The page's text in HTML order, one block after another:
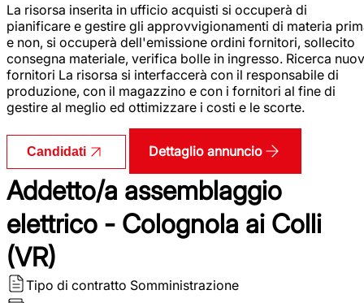
La risorsa inserita in ufficio acquisti si occuperà di
pianificare e gestire gli approvvigionamenti di materia
e non, si occuperà dell'emissione ordini fornitori, sollecito
consegna materiale, verifica bolle in ingresso. Ricerca
fornitori La risorsa si interfaccerà con il responsabile di
produzione, con il magazzino e con i fornitori al fine di
gestire al meglio ed ottimizzare i costi e le scorte.
Candidati Dettaglio annuncio
Addetto/a assemblaggio
elettrico - Colognola ai Colli
(VR)
Tipo di contratto Somministrazione